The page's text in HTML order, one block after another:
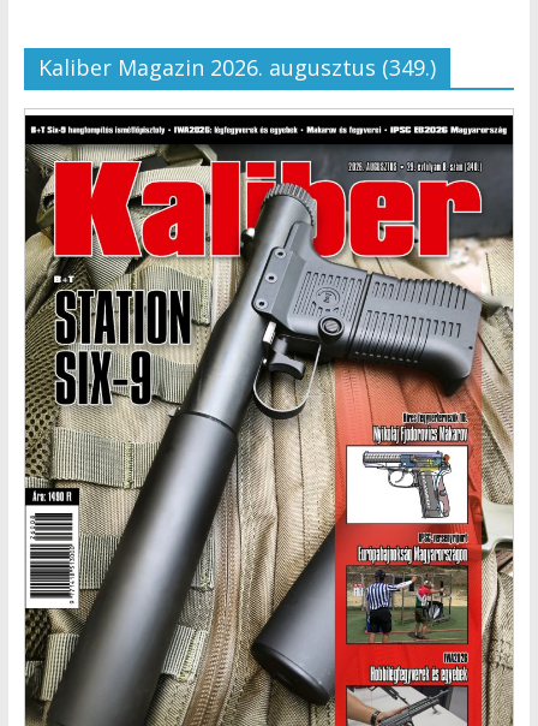
Kaliber Magazin 2026. augusztus (349.)